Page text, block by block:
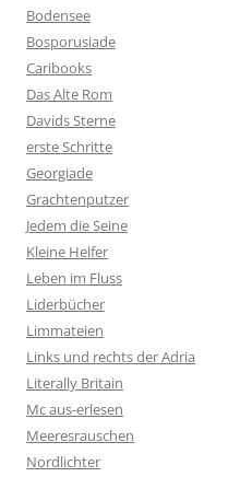
Bodensee
Bosporusiade
Caribooks
Das Alte Rom
Davids Sterne
erste Schritte
Georgiade
Grachtenputzer
Jedem die Seine
Kleine Helfer
Leben im Fluss
Liderbücher
Limmateien
Links und rechts der Adria
Literally Britain
Mc aus-erlesen
Meeresrauschen
Nordlichter